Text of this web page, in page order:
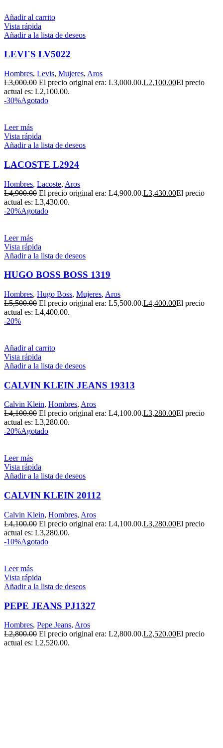
Añadir al carrito
Vista rápida
Añadir a la lista de deseos
LEVI´S LV5022
Hombres, Levis, Mujeres, Aros
L3,000.00 El precio original era: L3,000.00.L2,100.00El precio
actual es: L2,100.00.
-30%Agotado
Leer más
Vista rápida
Añadir a la lista de deseos
LACOSTE L2924
Hombres, Lacoste, Aros
L4,900.00 El precio original era: L4,900.00.L3,430.00El precio
actual es: L3,430.00.
-20%Agotado
Leer más
Vista rápida
Añadir a la lista de deseos
HUGO BOSS BOSS 1319
Hombres, Hugo Boss, Mujeres, Aros
L5,500.00 El precio original era: L5,500.00.L4,400.00El precio
actual es: L4,400.00.
-20%
Añadir al carrito
Vista rápida
Añadir a la lista de deseos
CALVIN KLEIN JEANS 19313
Calvin Klein, Hombres, Aros
L4,100.00 El precio original era: L4,100.00.L3,280.00El precio
actual es: L3,280.00.
-20%Agotado
Leer más
Vista rápida
Añadir a la lista de deseos
CALVIN KLEIN 20112
Calvin Klein, Hombres, Aros
L4,100.00 El precio original era: L4,100.00.L3,280.00El precio
actual es: L3,280.00.
-10%Agotado
Leer más
Vista rápida
Añadir a la lista de deseos
PEPE JEANS PJ1327
Hombres, Pepe Jeans, Aros
L2,800.00 El precio original era: L2,800.00.L2,520.00El precio
actual es: L2,520.00.